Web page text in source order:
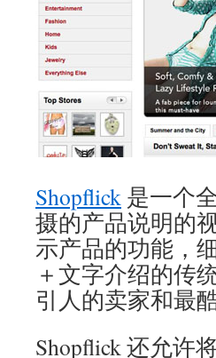
Shopflick 是一个
摄的产品说明的
示产品的功能，
＋文字介绍的传
引人的卖家和最
Shopflick 还允